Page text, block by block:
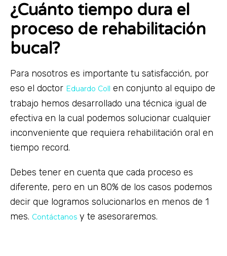
¿Cuánto tiempo dura el
proceso de rehabilitación
bucal?
Para nosotros es importante tu satisfacción, por
eso el doctor Eduardo Coll en conjunto al equipo de
trabajo hemos desarrollado una técnica igual de
efectiva en la cual podemos solucionar cualquier
inconveniente que requiera rehabilitación oral en
tiempo record.
Debes tener en cuenta que cada proceso es
diferente, pero en un 80% de los casos podemos
decir que logramos solucionarlos en menos de 1
mes. Contáctanos y te asesoraremos.